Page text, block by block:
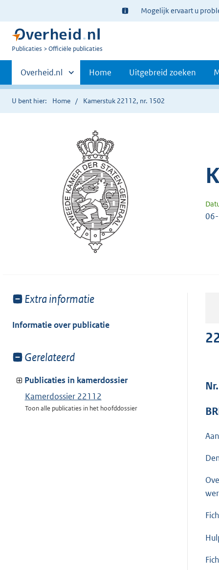
Ter
informatie:
Mogelijk ervaart u
U
Publicaties Officiële publicaties
Primaire
navigatie
Andere
sites
binnen
Overheid.nl Home Uitgebreid zoeken
U bent hier: Home Kamerstuk 22112, nr. 1502
Toon
van:
Extra informatie
Informatie over publicatie
Toon
van:
Gerelateerd
Publicaties in kamerdossier
Kamerdossier 22112
Toon alle publicaties in het hoofddossier